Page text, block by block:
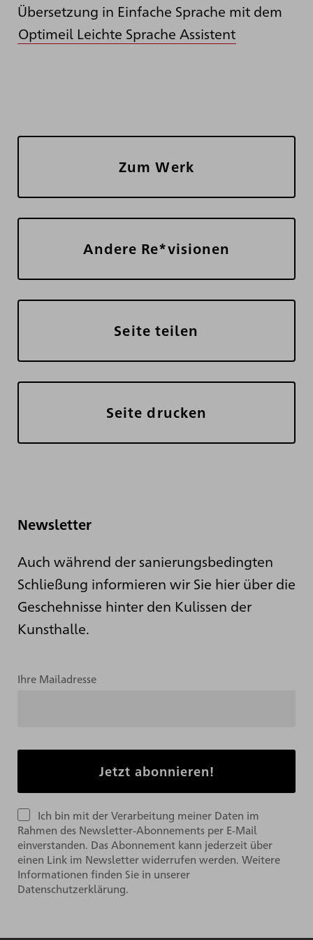
Übersetzung in Einfache Sprache mit dem
Optimeil Leichte Sprache Assistent
Zum Werk
Andere Re*visionen
Seite teilen
Seite drucken
Newsletter
Auch während der sanierungsbedingten
Schließung informieren wir Sie hier über die
Geschehnisse hinter den Kulissen der
Kunsthalle.
Ihre Mailadresse
Ich bin mit der Verarbeitung meiner Daten im
Rahmen des Newsletter-Abonnements per E-Mail
einverstanden. Das Abonnement kann jederzeit über
einen Link im Newsletter widerrufen werden. Weitere
Informationen finden Sie in unserer
Datenschutzerklärung.